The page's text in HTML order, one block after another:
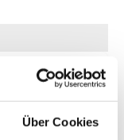
Über Cookies